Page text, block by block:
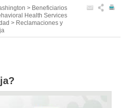
> Beneficiarios
Health Services
> Reclamaciones y